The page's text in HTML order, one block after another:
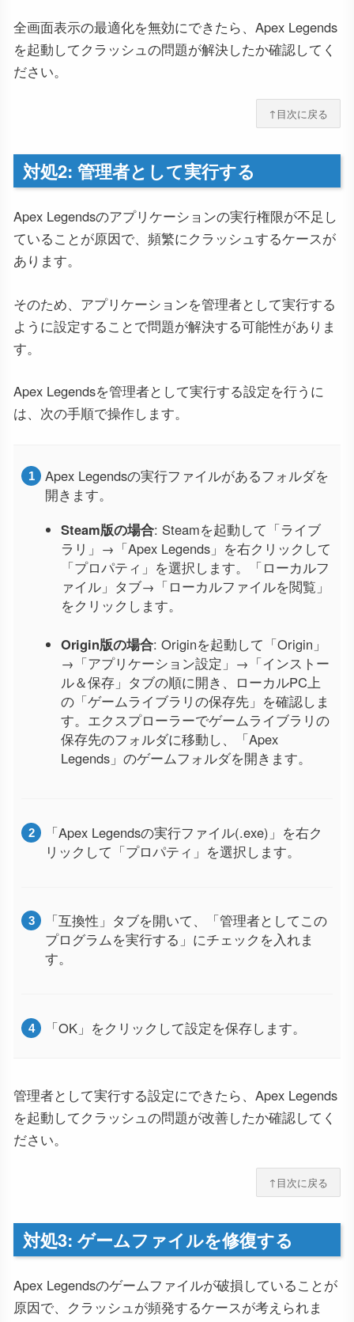
全画面表示の最適化を無効にできたら、Apex Legends
を起動してクラッシュの問題が解決したか確認してく
ださい。
↑目次に戻る
対処2: 管理者として実行する
Apex Legendsのアプリケーションの実行権限が不足し
ていることが原因で、頻繁にクラッシュするケースが
あります。
そのため、アプリケーションを管理者として実行する
ように設定することで問題が解決する可能性がありま
す。
Apex Legendsを管理者として実行する設定を行うに
は、次の手順で操作します。
Apex Legendsの実行ファイルがあるフォルダを
開きます。
Steam版の場合: Steamを起動して「ライブ
ラリ」→「Apex Legends」を右クリックして
「プロパティ」を選択します。「ローカルフ
ァイル」タブ→「ローカルファイルを閲覧」
をクリックします。
Origin版の場合: Originを起動して「Origin」
→「アプリケーション設定」→「インストー
ル＆保存」タブの順に開き、ローカルPC上
の「ゲームライブラリの保存先」を確認しま
す。エクスプローラーでゲームライブラリの
保存先のフォルダに移動し、「Apex
Legends」のゲームフォルダを開きます。
「Apex Legendsの実行ファイル(.exe)」を右ク
リックして「プロパティ」を選択します。
「互換性」タブを開いて、「管理者としてこの
プログラムを実行する」にチェックを入れま
す。
「OK」をクリックして設定を保存します。
管理者として実行する設定にできたら、Apex Legends
を起動してクラッシュの問題が改善したか確認してく
ださい。
↑目次に戻る
対処3: ゲームファイルを修復する
Apex Legendsのゲームファイルが破損していることが
原因で、クラッシュが頻発するケースが考えられま